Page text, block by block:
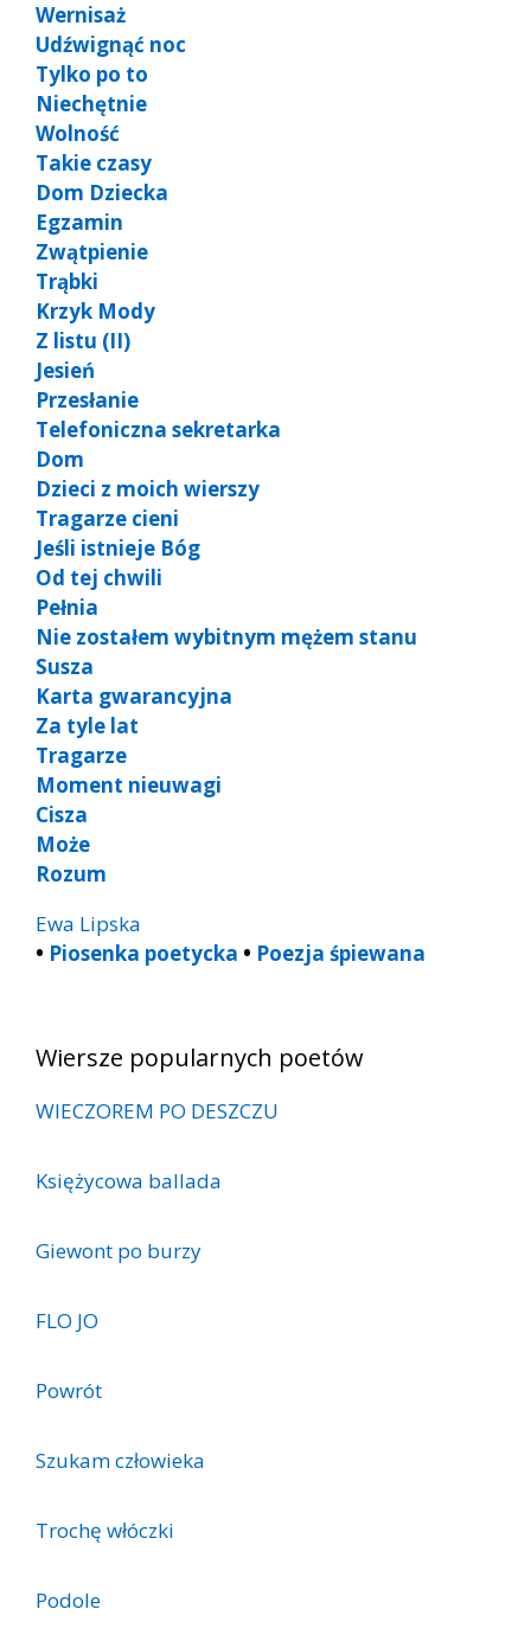
Wernisaż
Udźwignąć noc
Tylko po to
Niechętnie
Wolność
Takie czasy
Dom Dziecka
Egzamin
Zwątpienie
Trąbki
Krzyk Mody
Z listu (II)
Jesień
Przesłanie
Telefoniczna sekretarka
Dom
Dzieci z moich wierszy
Tragarze cieni
Jeśli istnieje Bóg
Od tej chwili
Pełnia
Nie zostałem wybitnym mężem stanu
Susza
Karta gwarancyjna
Za tyle lat
Tragarze
Moment nieuwagi
Cisza
Może
Rozum
Ewa Lipska
• Piosenka poetycka • Poezja śpiewana
Wiersze popularnych poetów
WIECZOREM PO DESZCZU
Księżycowa ballada
Giewont po burzy
FLO JO
Powrót
Szukam człowieka
Trochę włóczki
Podole